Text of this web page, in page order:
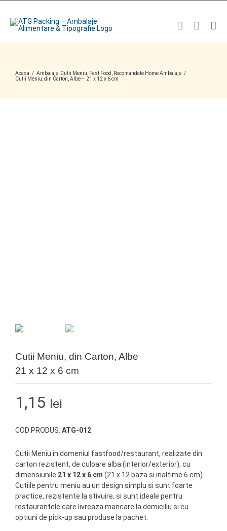
content
Acasa / Ambalaje Cutii Meniu Fast Food Recomandate Home Ambalaje /
Cutii Meniu, din Carton, Albe – 21 x 12 x 6 cm
Cutii Meniu, din Carton, Albe
21 x 12 x 6 cm
1,15 lei
COD PRODUS: ATG-012
Cutii Meniu in domeniul fastfood/restaurant, realizate din
carton rezistent, de culoare alba (interior/exterior), cu
dimensiunile 21 x 12 x 6 cm (21 x 12 baza si inaltime 6 cm).
Cutiile pentru meniu au un design simplu si sunt foarte
practice, rezistente la stivuire, si sunt ideale pentru
restaurantele care livreaza mancare la domiciliu si cu
optiuni de pick-up sau produse la pachet.